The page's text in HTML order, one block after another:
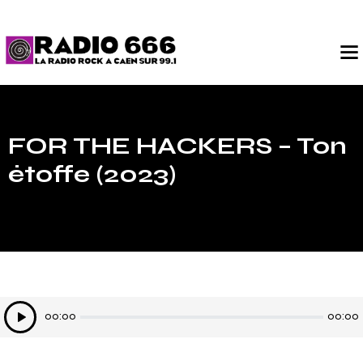
FOR THE HACKERS – Ton
étoffe (2023)
Lecteur
audio
00:00 00:00